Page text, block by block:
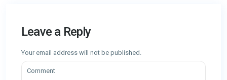
Leave a Reply
Your email address will not be published.